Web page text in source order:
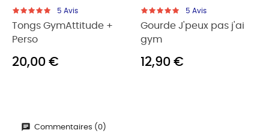
5 Avis
Tongs GymAttitude +
Perso
20,00 €
5 Avis
Gourde J'peux pas j'ai
gym
12,90 €
Commentaires (0)